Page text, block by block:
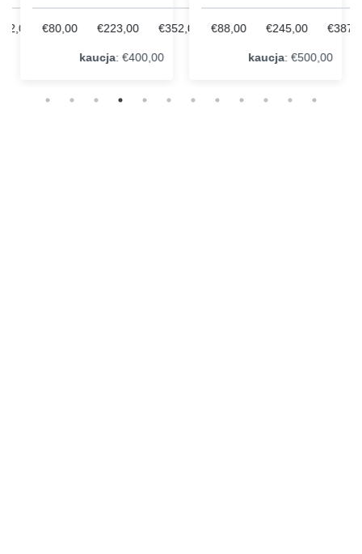
€80,00 €223,00 €352,00
kaucja: €400,00
€88,00 €245,00
kaucja: €500,00